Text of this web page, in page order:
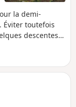
la demi-
toutefois
descentes
rapaces
de poche
face, l'autre
(à voir